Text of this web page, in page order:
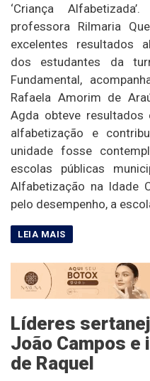
‘Criança
professora Rilmaria
excelentes resultados
dos estudantes da
Fundamental,
Rafaela Amorim de
Agda obteve
alfabetização e
unidade fosse
escolas públicas
Alfabetização na Idade
pelo desempenho, a
Líderes
João Campos e
de Raquel